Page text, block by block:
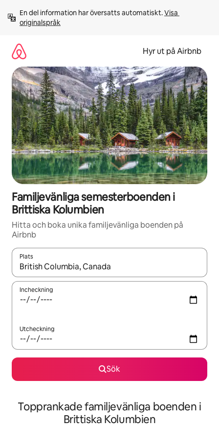
innehåll
En del information har översatts automatiskt. Visa
originalspråk
Hyr ut på Airbnb
Familjevänliga semesterboenden i
Brittiska Kolumbien
Hitta och boka unika familjevänliga boenden på
Airbnb
Plats
När resultaten är tillgängliga kan du navigera med upp- och
Incheckning
Utcheckning
Sök
Topprankade familjevänliga boenden i
Brittiska Kolumbien